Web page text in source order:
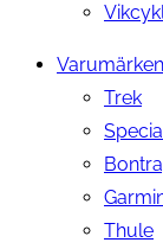
Varumärken
Trek
Thule